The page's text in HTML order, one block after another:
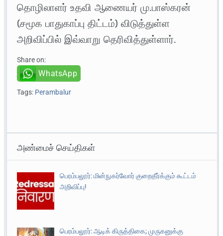
தொழிலாளர் உதவி ஆணையர் மு.பாஸ்கரன்
(சமூக பாதுகாப்பு திட்டம்) விடுத்துள்ள
அறிவிப்பில் இவ்வாறு தெரிவித்துள்ளார்.
Share on:
WhatsApp
Tags: Perambalur
அண்மைச் செய்திகள்
பெரம்பலூர்: மின்நுகர்வோர் குறைதீர்க்கும் கூட்டம்
அறிவிப்பு!
பெரம்பலூர்: ஆடிக் கிருத்திகை; முருகனுக்கு